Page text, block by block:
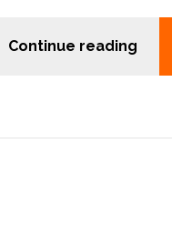
Continue reading